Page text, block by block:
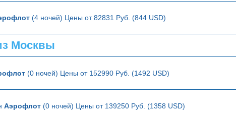
(4 ночей) Цены от 82831 Руб. (844 USD)
Москвы
(0 ночей) Цены от 152990 Руб. (1492 USD)
Аэрофлот (0 ночей) Цены от 139250 Руб. (1358 USD)